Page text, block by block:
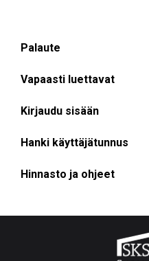
Palaute
Vapaasti luettavat
Kirjaudu sisään
Hanki käyttäjätunnus
Hinnasto ja ohjeet